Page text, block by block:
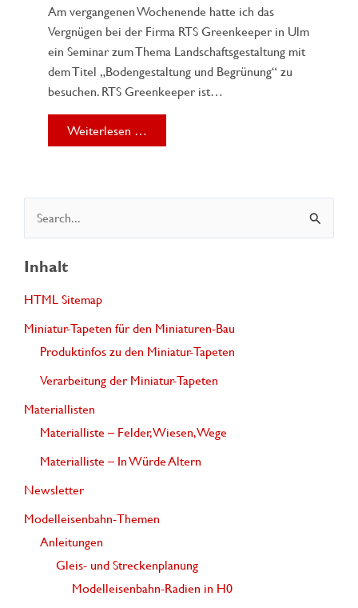
Am vergangenen Wochenende hatte ich das
Vergnügen bei der Firma RTS Greenkeeper in Ulm
ein Seminar zum Thema Landschaftsgestaltung mit
dem Titel „Bodengestaltung und Begrünung“ zu
besuchen. RTS Greenkeeper ist…
Weiterlesen …
u
c
n
c
Inhalt
HTML Sitemap
Miniatur-Tapeten für den Miniaturen-Bau
Produktinfos zu den Miniatur-Tapeten
Verarbeitung der Miniatur-Tapeten
Materiallisten
Materialliste – Felder, Wiesen, Wege
Materialliste – In Würde Altern
Newsletter
Modelleisenbahn-Themen
Anleitungen
Gleis- und Streckenplanung
Modelleisenbahn-Radien in H0